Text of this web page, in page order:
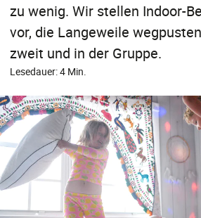
zu wenig. Wir stellen Indoor-
vor, die Langeweile
zweit und in der Gruppe.
Lesedauer: 4 Min.